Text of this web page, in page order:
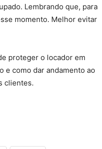
Lembrando que, para
momento. Melhor evitar
proteger o locador em
e como dar andamento ao
clientes.